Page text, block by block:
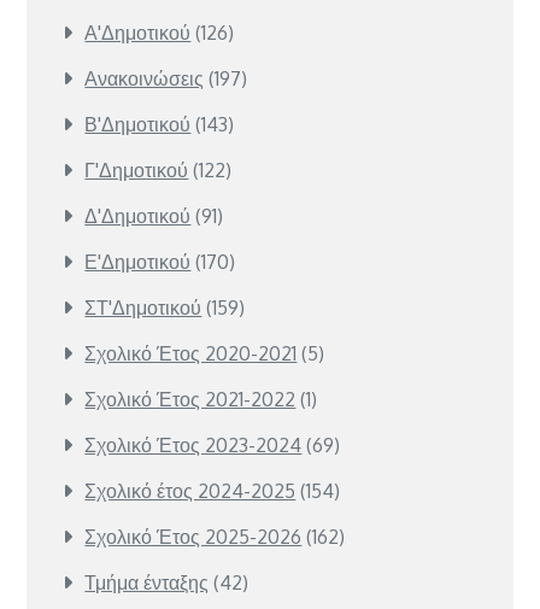
Α'Δημοτικού (126)
Ανακοινώσεις (197)
Β'Δημοτικού (143)
Γ'Δημοτικού (122)
Δ'Δημοτικού (91)
Ε'Δημοτικού (170)
ΣΤ'Δημοτικού (159)
Σχολικό Έτος 2020-2021 (5)
Σχολικό Έτος 2021-2022 (1)
Σχολικό Έτος 2023-2024 (69)
Σχολικό έτος 2024-2025 (154)
Σχολικό Έτος 2025-2026 (162)
Τμήμα ένταξης (42)